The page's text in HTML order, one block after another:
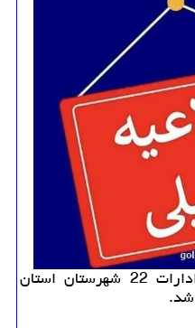
گل پیچ: گل پیچ: مدارس و ادارات 22 شهرستان استان
شد.